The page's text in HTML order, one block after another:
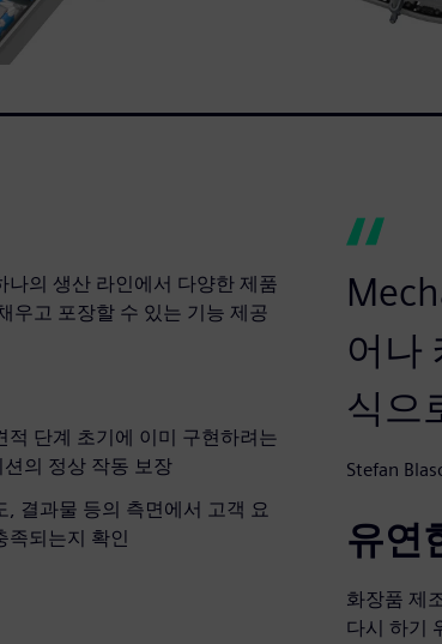
나의 생산 라인에서 다양한 제품
우고 포장할 수 있는 기능 제공
적 단계 초기에 이미 구현하려는
의 정상 작동 보장
, 결과물 등의 측면에서 고객 요
족되는지 확인
어나
식으
Stefan
유연
화장품 제
다시 하기